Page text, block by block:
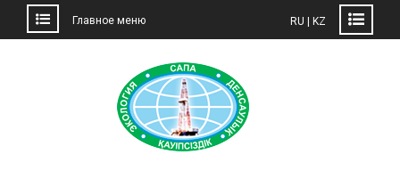
Главное меню RU | KZ